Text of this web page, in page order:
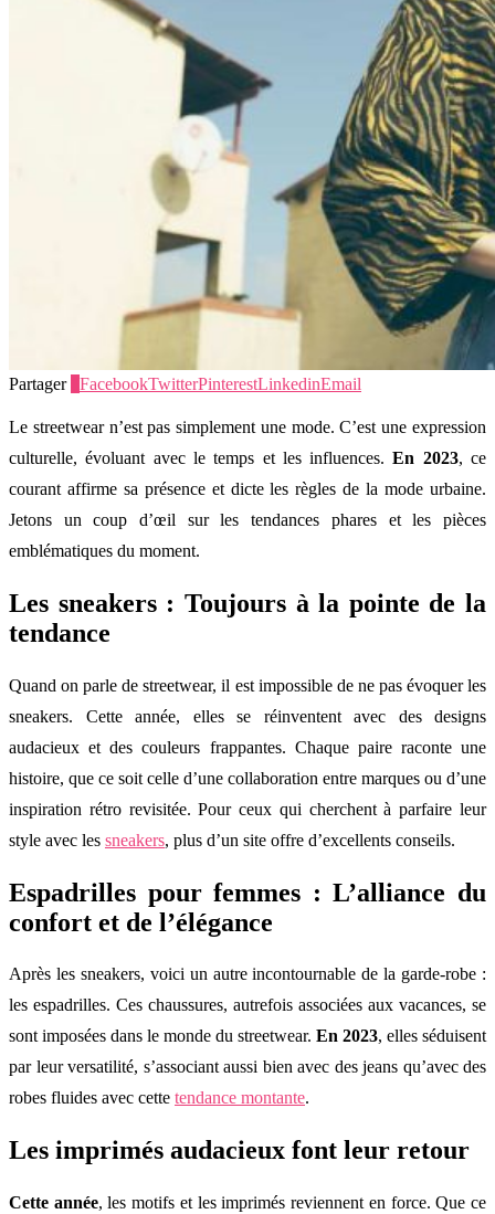
Partager FacebookTwitterPinterestLinkedinEmail
Le streetwear n’est pas simplement une mode. C’est une expression
culturelle, évoluant avec le temps et les influences.En 2023, ce
courant affirme sa présence et dicte les règles de la mode urbaine.
Jetons un coup d’œil sur les tendances phares et les pièces
emblématiques du moment.
Les sneakers : Toujours à la pointe de la
tendance
Quand on parle de streetwear, il est impossible de ne pas évoquer les
sneakers. Cette année, elles se réinventent avec des designs
audacieux et des couleurs frappantes. Chaque paire raconte une
histoire, que ce soit celle d’une collaboration entre marques ou d’une
inspiration rétro revisitée. Pour ceux qui cherchent à parfaire leur
style avec les sneakers, plus d’un site offre d’excellents conseils.
Espadrilles pour femmes : L’alliance du
confort et de l’élégance
Après les sneakers, voici un autre incontournable de la garde-robe :
les espadrilles. Ces chaussures, autrefois associées aux vacances, se
sont imposées dans le monde du streetwear. En 2023, elles séduisent
par leur versatilité, s’associant aussi bien avec des jeans qu’avec des
robes fluides avec cette tendance montante.
Les imprimés audacieux font leur retour
Cette année, les motifs et les imprimés reviennent en force. Que ce